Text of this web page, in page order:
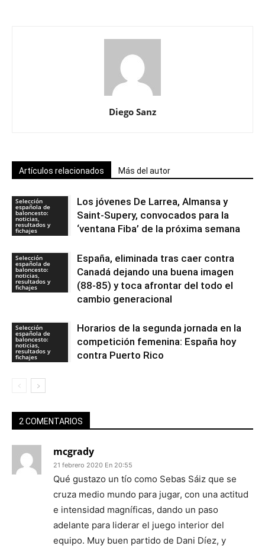
Diego Sanz
Artículos relacionados Más del autor
Selección
española de
baloncesto:
noticias,
resultados y
fichajes
Los jóvenes De Larrea, Almansa y
Saint-Supery, convocados para la
‘ventana Fiba’ de la próxima semana
Selección
española de
baloncesto:
noticias,
resultados y
fichajes
España, eliminada tras caer contra
Canadá dejando una buena imagen
(88-85) y toca afrontar del todo el
cambio generacional
Selección
española de
baloncesto:
noticias,
resultados y
fichajes
Horarios de la segunda jornada en la
competición femenina: España hoy
contra Puerto Rico
2 COMENTARIOS
mcgrady
21 febrero 2020 En 20:55
Qué gustazo un tío como Sebas Sáiz que se
cruza medio mundo para jugar, con una actitud
e intensidad magníficas, dando un paso
adelante para liderar el juego interior del
equipo. Muy buen partido de Dani Díez, y